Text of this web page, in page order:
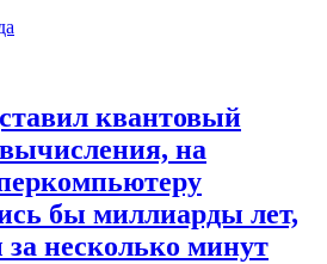
квантовый
на
бы миллиарды лет,
несколько минут